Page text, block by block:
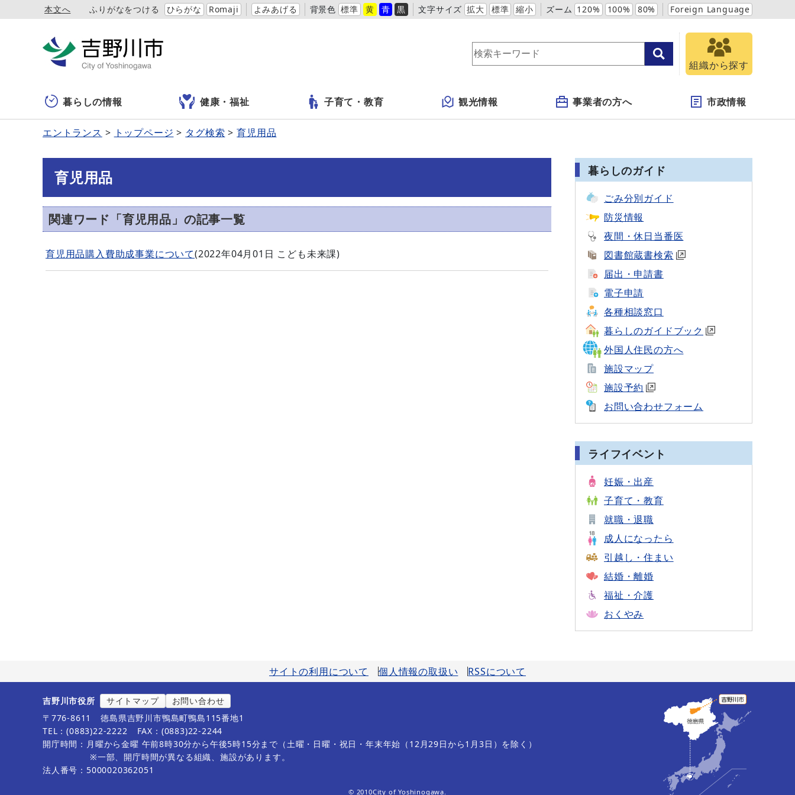
本文へ ふりがなをつける ひらがな Romaji よみあげる 背景色 標準 黄 青 黒 文字サイズ 拡大 標準 縮小 ズーム 120% 100% 80% Foreign Language
組織から探す
暮らしの情報 健康・福祉 子育て・教育 観光情報 事業者の方へ 市政情報
エントランス トップページ タグ検索 育児用品
育児用品
関連ワード「育児用品」の記事一覧
育児用品購入費助成事業について(2022年04月01日 こども未来課)
暮らしのガイド
ごみ分別ガイド
防災情報
夜間・休日当番医
図書館蔵書検索
届出・申請書
電子申請
各種相談窓口
暮らしのガイドブック
外国人住民の方へ
施設マップ
施設予約
お問い合わせフォーム
ライフイベント
妊娠・出産
子育て・教育
就職・退職
成人になったら
引越し・住まい
結婚・離婚
福祉・介護
おくやみ
サイトの利用について 個人情報の取扱い RSSについて
吉野川市役所 サイトマップ
お問い合わせ
〒776-8611
徳島県吉野川市鴨島町鴨島115番地1
TEL：(0883)22-2222
FAX：(0883)22-2244
開庁時間：月曜から金曜 午前8時30分から午後5時15分まで（土曜・日曜・祝日・年末年始（12月29日から1月3日）を除く）
※一部、開庁時間が異なる組織、施設があります。
法人番号：5000020362051
© 2010City of Yoshinogawa.